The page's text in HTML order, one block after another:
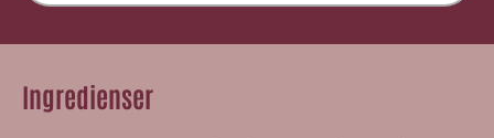
Ingredienser